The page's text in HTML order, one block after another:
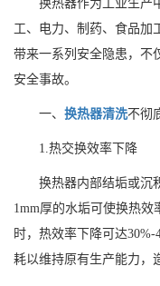
换热器作为工业生产
工、电力、制药、食品加
带来一系列安全隐患，不
安全事故。
一、 换热器清洗不彻
1.热交换效率下降
换热器内部结垢或沉
1mm厚的水垢可使换热效
时，热效率下降可达
耗以维持原有生产能力，